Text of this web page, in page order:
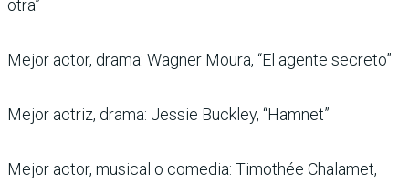
otra”
Mejor actor, drama: Wagner Moura, “El agente secreto”
Mejor actriz, drama: Jessie Buckley, “Hamnet”
Mejor actor, musical o comedia: Timothée Chalamet,